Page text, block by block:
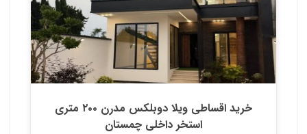
خرید اقساطی ویلا دوبلکس مدرن ۲۰۰ متری
استخر داخلی چمستان